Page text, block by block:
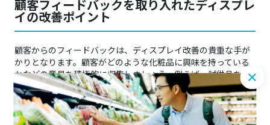
顧客フィードバックを取り入れたディスプレ
イの改善ポイント
顧客からのフィードバックは、ディスプレイ改善の貴重な手が
かりとなります。顧客がどのような化粧品に興味を持っている
かなどの意見を積極的に収集しましょう。例えば、試供品を使
用した感想や、パッケージの見た目に関するコメントなどが参
考になります。これらのフィードバックを基に、顧客のニーズ
に合わせたディスプレイに改善していくことで、より多くの顧
客の関心を引き、購買意欲を高めることができます。